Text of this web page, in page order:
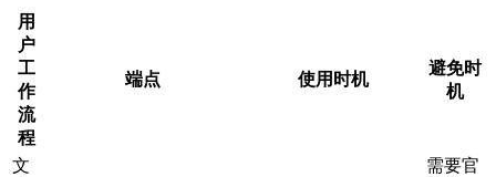
用
户
工
作
流
程
端点 使用时机
避免时
机
文
需要官